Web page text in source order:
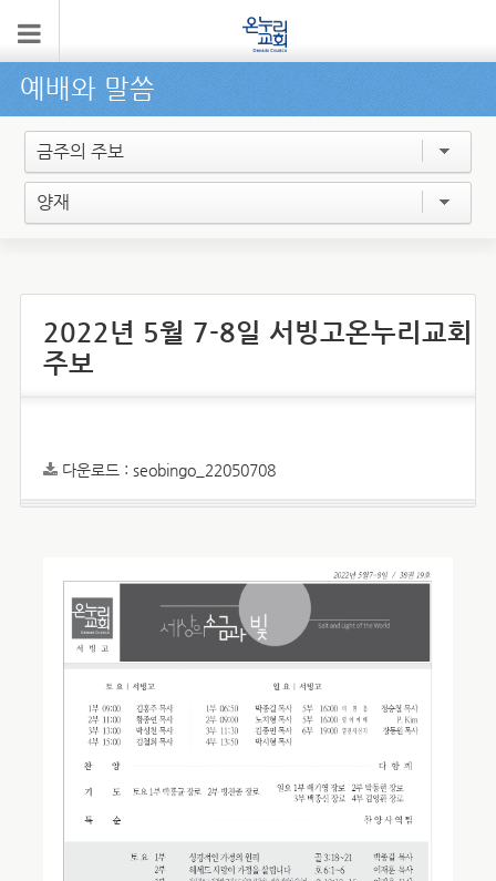
예배와 말씀
금주의 주보
양재
2022년 5월 7-8일 서빙고온누리교회
주보
다운로드 : seobingo_22050708